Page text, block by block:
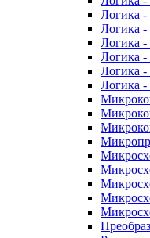
Логика -
Логика -
Логика -
Логика -
Логика -
Логика -